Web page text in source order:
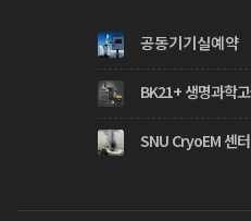
공동기기실예약
BK21+ 생명과학
SNU CryoEM 센터